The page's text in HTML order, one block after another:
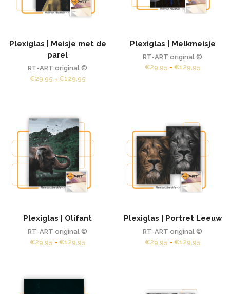
Plexiglas | Meisje met de
parel
RT-ART original ©
€29,95 - €129,95Prijsklasse:
Plexiglas | Melkmeisje
RT-ART original ©
€29,95 - €129,95
Plexiglas | Olifant
RT-ART original ©
€29,95 - €129,95Prijsklasse:
Plexiglas | Portret Leeuw
RT-ART original ©
€29,95 - €129,95